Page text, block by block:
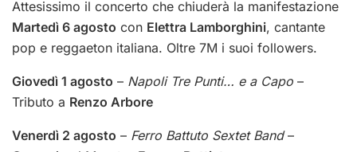
Attesissimo il concerto che chiuderà la manifestazione
Martedì 6 agosto con Elettra Lamborghini, cantante
pop e reggaeton italiana. Oltre 7M i suoi followers.
Giovedì 1 agosto – Napoli Tre Punti… e a Capo –
Tributo a Renzo Arbore
Venerdì 2 agosto – Ferro Battuto Sextet Band–